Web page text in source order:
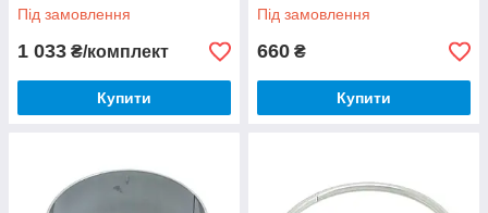
Під замовлення
1 033 ₴/комплект
Купити
Під замовлення
660 ₴
Купити